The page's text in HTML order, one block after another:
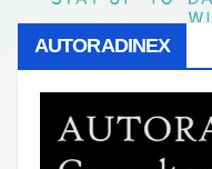
AUTORADINEX